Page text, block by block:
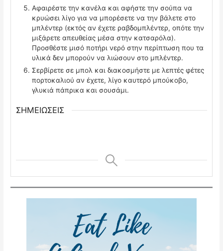
Αφαιρέστε την κανέλα και αφήστε την σούπα να
κρυώσει λίγο για να μπορέσετε να την βάλετε στο
μπλέντερ (εκτός αν έχετε ραβδομπλέντερ, οπότε την
μιξάρετε απευθείας μέσα στην κατσαρόλα).
Προσθέστε μισό ποτήρι νερό στην περίπτωση που τα
υλικά δεν μπορούν να λιώσουν στο μπλέντερ.
Σερβίρετε σε μπολ και διακοσμήστε με λεπτές φέτες
πορτοκαλιού αν έχετε, λίγο καυτερό μπούκοβο,
γλυκιά πάπρικα και σουσάμι.
ΣΗΜΕΙΩΣΕΙΣ